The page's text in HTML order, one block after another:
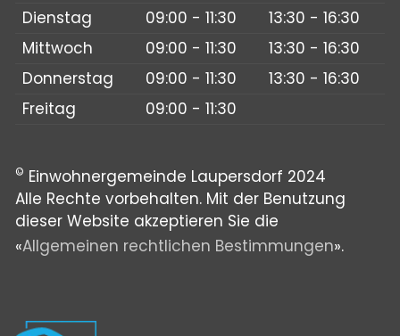
Dienstag
09:00 - 11:30
13:30 - 16:30
Mittwoch
09:00 - 11:30
13:30 - 16:30
Donnerstag
09:00 - 11:30
13:30 - 16:30
Freitag
09:00 - 11:30
© Einwohnergemeinde Laupersdorf 2024
Alle Rechte vorbehalten. Mit der Benutzung
dieser Website akzeptieren Sie die
«Allgemeinen rechtlichen Bestimmungen».